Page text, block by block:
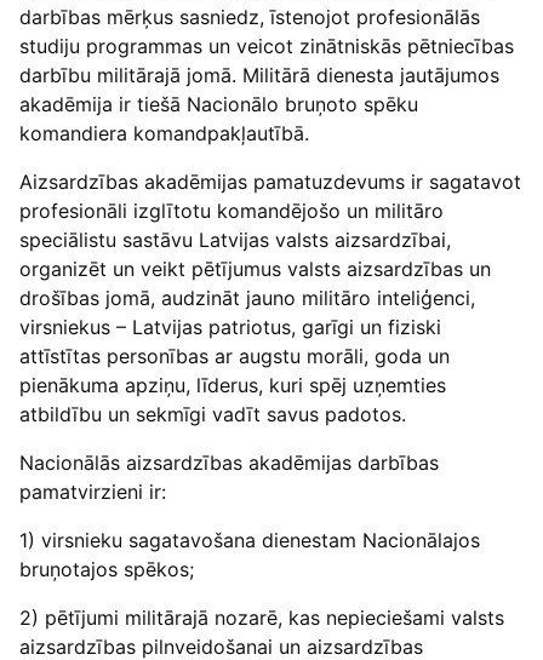
darbības mērķus sasniedz, īstenojot profesionālās
studiju programmas un veicot zinātniskās pētniecības
darbību militārajā jomā. Militārā dienesta jautājumos
akadēmija ir tiešā Nacionālo bruņoto spēku
komandiera komandpakļautībā.
Aizsardzības akadēmijas pamatuzdevums ir sagatavot
profesionāli izglītotu komandējošo un militāro
speciālistu sastāvu Latvijas valsts aizsardzībai,
organizēt un veikt pētījumus valsts aizsardzības un
drošības jomā, audzināt jauno militāro inteliģenci,
virsniekus – Latvijas patriotus, garīgi un fiziski
attīstītas personības ar augstu morāli, goda un
pienākuma apziņu, līderus, kuri spēj uzņemties
atbildību un sekmīgi vadīt savus padotos.
Nacionālās aizsardzības akadēmijas darbības
pamatvirzieni ir:
1) virsnieku sagatavošana dienestam Nacionālajos
bruņotajos spēkos;
2) pētījumi militārajā nozarē, kas nepieciešami valsts
aizsardzības pilnveidošanai un aizsardzības